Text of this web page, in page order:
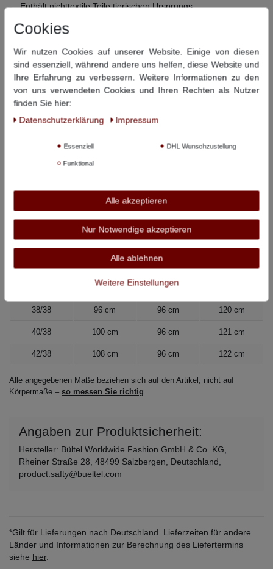
Enthält nichttextile Teile tierischen Ursprungs
Material:91% Baumwolle / 7% Polyester / 2% Elasthan
Trommeltrocknen bei niedriger Temperatur, Bügeln bei niedriger
Temperatur, nicht chemisch reinigen
Dieser Artikel hat folgende Maße:
Bundweite
Beinlänge
100 cm 91 cm
42/36 108 cm 91 cm 117 cm
34/38 88 cm 96 cm 120 cm
92 cm 96 cm
38/38 96 cm 96 cm 120 cm
40/38 100 cm 96 cm 121 cm
42/38 108 cm 96 cm 122 cm
Alle angegebenen Maße beziehen sich auf den Artikel, nicht auf
Körpermaße – so messen Sie richtig.
Angaben zur Produktsicherheit:
Hersteller: Bültel Worldwide Fashion GmbH & Co. KG,
Rheiner Straße 28, 48499 Salzbergen, Deutschland,
product.safty@bueltel.com
*Gilt für Lieferungen nach Deutschland. Lieferzeiten für andere
Länder und Informationen zur Berechnung des Liefertermins
siehe hier.
Cookies
Wir nutzen Cookies auf unserer Website. Einige von diesen
sind essenziell, während andere uns helfen, diese Website und
Ihre Erfahrung zu verbessern. Weitere Informationen zu den
von uns verwendeten Cookies und Ihren Rechten als Nutzer
finden Sie hier:
Daten­schutz­erklärung
Impressum
Essenziell DHL Wunschzustellung
Funktional
Alle akzeptieren
Nur Notwendige akzeptieren
Alle ablehnen
Weitere Einstellungen